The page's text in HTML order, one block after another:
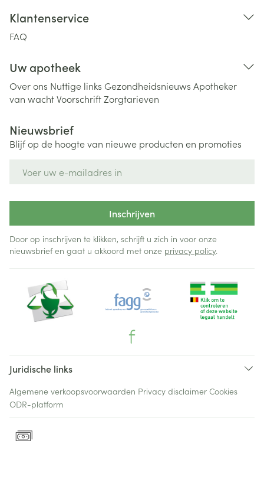
Klantenservice
FAQ
Uw apotheek
Over ons Nuttige links Gezondheidsnieuws Apotheker
van wachtVoorschriftZorgtarieven
Nieuwsbrief
Blijf op de hoogte van nieuwe producten en promoties
Inschrijven
Door op inschrijven te klikken, schrijft u zich in voor onze
nieuwsbrief en gaat u akkoord met onze privacy policy.
Juridische links
Algemene verkoopsvoorwaarden Privacy disclaimer Cookies
ODR-platform